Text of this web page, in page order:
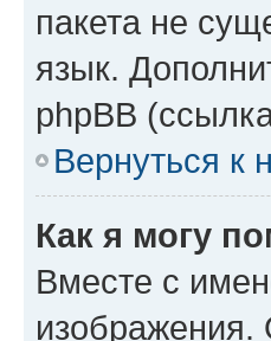
пакета не
язык.
phpBB
Вернуться к
Как я могу
Вместе с
изображения.